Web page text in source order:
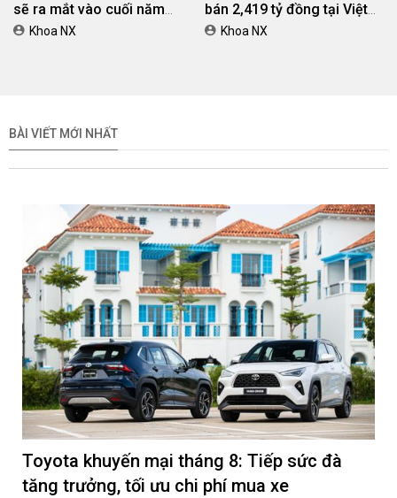
sẽ ra mắt vào cuối năm
2026Khoa NX
bán 2,419 tỷ đồng tại Việt
NamKhoa NX
BÀI VIẾT MỚI NHẤT
Toyota khuyến mại tháng 8: Tiếp sức đà
tăng trưởng, tối ưu chi phí mua xe